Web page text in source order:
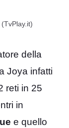
della
Joya infatti
reti in 25
in
e quello